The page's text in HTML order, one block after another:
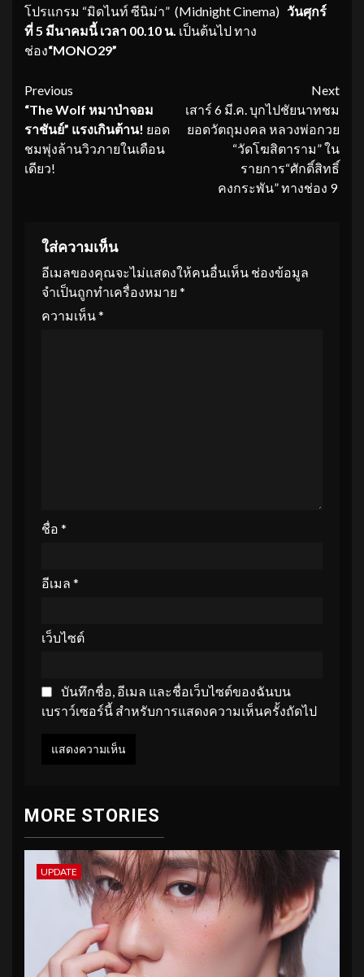
โปรแกรม “มิดไนท์ ซีนิม่า” (Midnight Cinema) วันศุกร์
ที่ 5 มีนาคมนี้ เวลา 00.10 น. เป็นต้นไป ทาง
ช่อง“MONO29”
Continue
Reading
Previous
“The Wolf หมาป่าจอม
ราชันย์” แรงเกินต้าน! ยอด
ชมพุ่งล้านวิวภายในเดือน
เดียว!
Next
เสาร์ 6 มี.ค. บุกไปชัยนาทชม
ยอดวัตถุมงคล หลวงพ่อกวย
“วัดโฆสิตาราม” ใน
รายการ“ศักดิ์สิทธิ์
คงกระพัน” ทางช่อง 9
ใส่ความเห็น
อีเมลของคุณจะไม่แสดงให้คนอื่นเห็น ช่องข้อมูล
จำเป็นถูกทำเครื่องหมาย *
ความเห็น*
ชื่อ *
อีเมล *
เว็บไซต์
บันทึกชื่อ, อีเมล และชื่อเว็บไซต์ของฉันบน
เบราว์เซอร์นี้ สำหรับการแสดงความเห็นครั้งถัดไป
MORE STORIES
UPDATE